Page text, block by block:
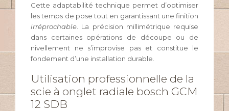
Cette adaptabilité technique permet d’optimiser
les temps de pose tout en garantissant une finition
irréprochable . La précision millimétrique requise
dans certaines opérations de découpe ou de
nivellement ne s’improvise pas et constitue le
fondement d’une installation durable.
Utilisation professionnelle de la
scie à onglet radiale bosch GCM
12 SDB